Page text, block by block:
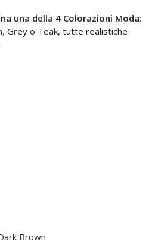
una della 4 Colorazioni Moda:
Grey o Teak, tutte realistiche
Brown